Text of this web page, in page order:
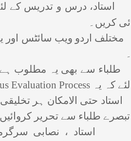
درس و تدریس کے لئے
کریں۔
اردو ویب سائٹس اور یو
لئے کہ یہ Evaluation Process
تبصرے طلباء سے تحریر